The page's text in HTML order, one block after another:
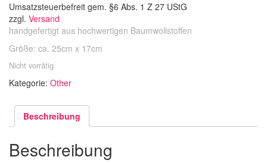
Umsatzsteuerbefreit gem. §6 Abs. 1 Z 27 UStG
zzgl. Versand
handgefertigt aus hochwertigen Baumwollstoffen
Größe: ca. 25cm x 17cm
Nicht vorrätig
Kategorie: Other
Beschreibung
Beschreibung